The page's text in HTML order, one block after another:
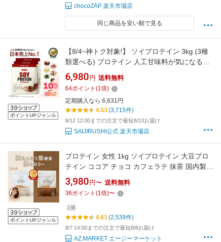
chocoZAP 楽天市場店
同じ商品を安い順で見る
ポイントUPジャンル
【8/4~神トク対象!】 ソイプロテイン 3kg (3種
類選べる) プロテイン 人工甘味料が気になる方
女性用 ダイエット プロテインダイエット 女性
置き換えダイエット 無添加 たんぱく質 低糖質
低脂質 国内製造 (OgarMade) オーガーメイド
6,980 円 送料無料
64ポイント (1倍)
定期購入なら 6,631円
4.53(3,715件)
8/12 12:00までの注文で最短8/13お届け
SAIJIRUSHI公式 楽天市場店
ポイントUPジャンル
プロテイン 女性 1kg ソイプロテイン 大豆プロ
テイン ココア チョコ カフェラテ 抹茶 国内製造
プロテイン 美容 健康 アイソレート 高たんぱく
低糖質 低脂質 ソイ 美味しい 植物性プロテイン
送料無料 FIXIT MAKE BALANCE【男性 女性 置
き換え ダイエット 減量】
3,980 円〜 送料無料
36ポイント (1倍)〜
1個
4.61(2,539件)
8/7 14:00までの注文で最短8/8お届け
AZ.MARKET エージーマーケット